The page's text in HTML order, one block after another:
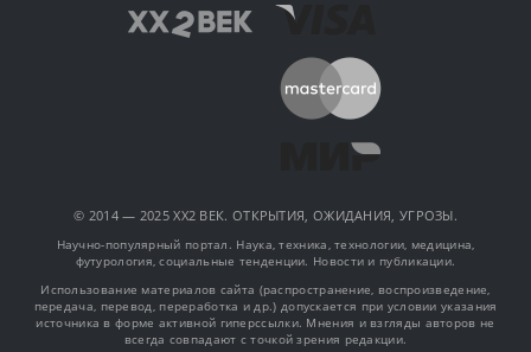
© 2014 — 2025 XX2 ВЕК. ОТКРЫТИЯ, ОЖИДАНИЯ, УГРОЗЫ.
Научно-популярный портал. Наука, техника, технологии, медицина,
футурология, социальные тенденции. Новости и публикации.
Использование материалов сайта (распространение, воспроизведение,
передача, перевод, переработка и др.) допускается при условии указания
источника в форме активной гиперссылки. Мнения и взгляды авторов не
всегда совпадают с точкой зрения редакции.